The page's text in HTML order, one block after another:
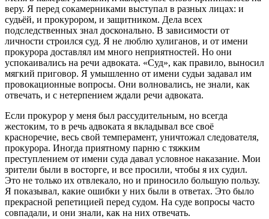
веру. Я перед сокамерниками выступал в разных лицах: и
судьёй, и прокурором, и защитником. Дела всех
подследственных знал досконально. В зависимости от
личности строился суд. Я не люблю хулиганов, и от имени
прокурора доставлял им много неприятностей. Но они
успокаивались на речи адвоката. «Суд», как правило, выносил
мягкий приговор. Я умышленно от имени судьи задавал им
провокационные вопросы. Они волновались, не знали, как
отвечать, и с нетерпением ждали речи адвоката.
Если прокурор у меня был рассудительным, но всегда
жестоким, то в речь адвоката я вкладывал все своё
красноречие, весь свой темперамент, уничтожал следователя,
прокурора. Иногда приятному парню с тяжким
преступлением от имени суда давал условное наказание. Мои
зрители были в восторге, и все просили, чтобы я их судил.
Это не только их отвлекало, но и приносило большую пользу.
Я показывал, какие ошибки у них были в ответах. Это было
прекрасной репетицией перед судом. На суде вопросы часто
совпадали, и они знали, как на них отвечать.